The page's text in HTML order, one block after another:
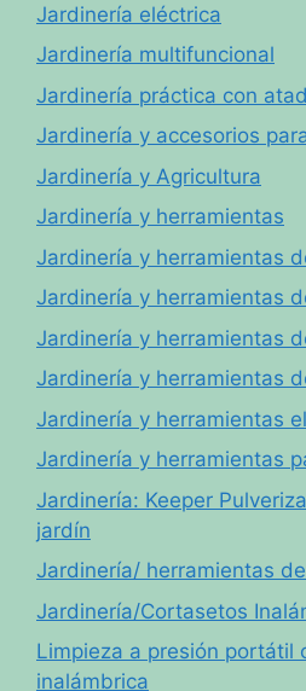
Jardinería eléctrica
Jardinería multifuncional
Jardinería práctica con
Jardinería y accesorios
Jardinería y Agricultura
Jardinería y herramientas
Jardinería y herramientas
Jardinería y herramientas
Jardinería y herramientas
Jardinería y herramientas
Jardinería y herramientas
Jardinería y herramientas
Jardinería: Keeper
jardín
Jardinería/ herramientas
Jardinería/Cortasetos
Limpieza a presión portátil
inalámbrica